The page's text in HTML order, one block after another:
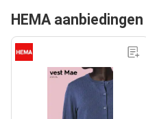
HEMA aanbiedingen